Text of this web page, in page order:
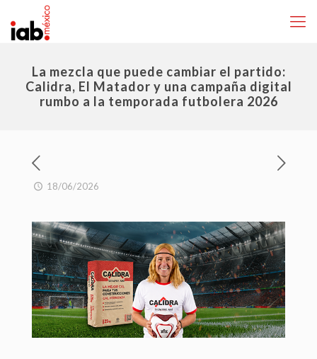
La mezcla que puede cambiar el partido:
Calidra, El Matador y una campaña digital
rumbo a la temporada futbolera 2026
18/06/2026